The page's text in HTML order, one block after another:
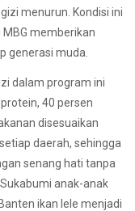
menurun. Kondisi ini
memberikan
generasi muda.
dalam program ini
40 persen
disesuaikan
daerah, sehingga
senang hati tanpa
anak-anak
ikan lele menjadi